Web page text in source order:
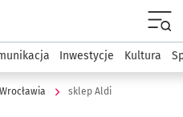
wroclaw.pl
Inwestycje Kultura
sklep Aldi